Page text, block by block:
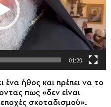
01:20
ένα ήθος και πρέπει να το
πως «δεν είναι
σκοταδισμού».